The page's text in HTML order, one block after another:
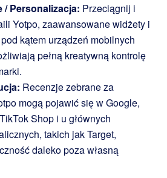
/ Personalizacja: Przeciągnij i
Yotpo, zaawansowane widżety i
kątem urządzeń mobilnych
pełną kreatywną kontrolę
Recenzje zebrane za
mogą pojawić się w Google,
Shop i u głównych
takich jak Target,
daleko poza własną